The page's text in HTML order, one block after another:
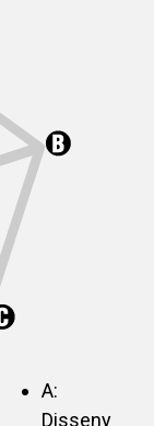
A:
Disseny